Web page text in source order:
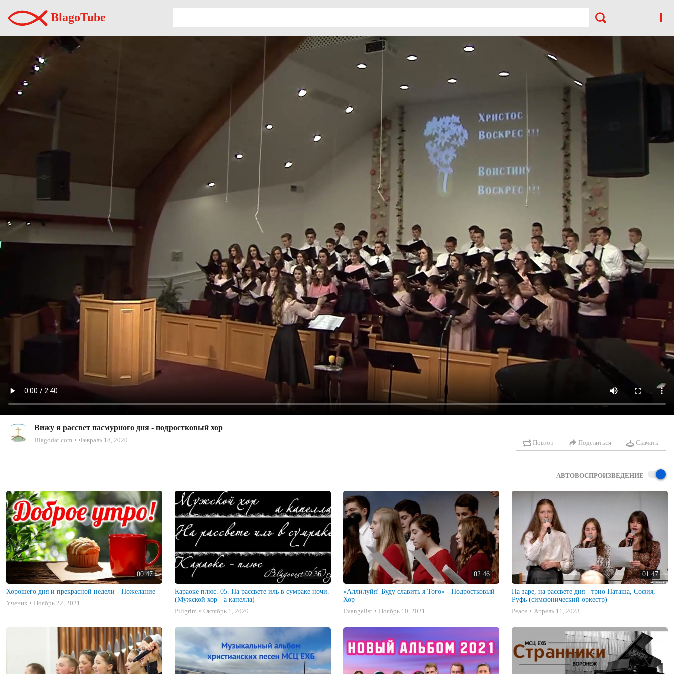
BlagoTube
Вижу я рассвет пасмурного дня - подростковый хор
Blagodat.com Февраль 18, 2020 Повтор Поделиться Скачать
АВТОВОСПРОИЗВЕДЕНИЕ
00:47
Хорошего дня и прекрасной недели - Пожелание
Ученик
Ноябрь 22, 2021
02:36
Караоке плюс. 05. На рассвете иль в сумраке ночи.
(Мужской хор - а капелла)
Piligrim
Октябрь 1, 2020
02:46
«Аллилуйя! Буду славить я Того» - Подростковый
Хор
Evangelist
Ноябрь 10, 2021
01:47
На заре, на рассвете дня - трио Наташа, София,
Руфь (симфонический оркестр)
Peace
Апрель 11, 2023